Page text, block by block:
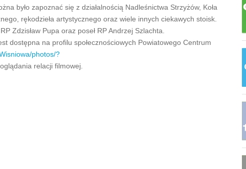
było zapoznać się z działalnością Nadleśnictwa Strzyżów, Koła
rękodzieła artystycznego oraz wiele innych ciekawych stoisk.
Zdzisław Pupa oraz poseł RP Andrzej Szlachta.
dostępna na profilu społecznościowych Powiatowego Centrum
photos/?
relacji filmowej.